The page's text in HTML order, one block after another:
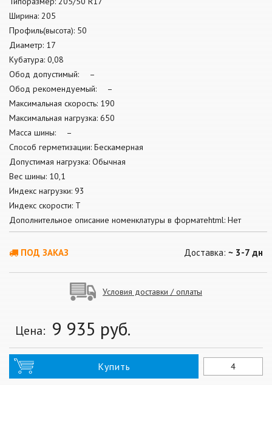
Ширина: 205
Профиль(высота): 50
Диаметр: 17
Кубатура: 0,08
Обод допустимый: –
Обод рекомендуемый: –
Максимальная скорость: 190
Максимальная нагрузка: 650
Масса шины: –
Способ герметизации: Бескамерная
Допустимая нагрузка: Обычная
Вес шины: 10,1
Индекс нагрузки: 93
Индекс скорости: T
Дополнительное описание номенклатуры в форматеhtml: Нет
ПОД ЗАКАЗ Доставка: ~ 3-7 дн
Условия доставки / оплаты
Цена: 9 935 руб.
Купить